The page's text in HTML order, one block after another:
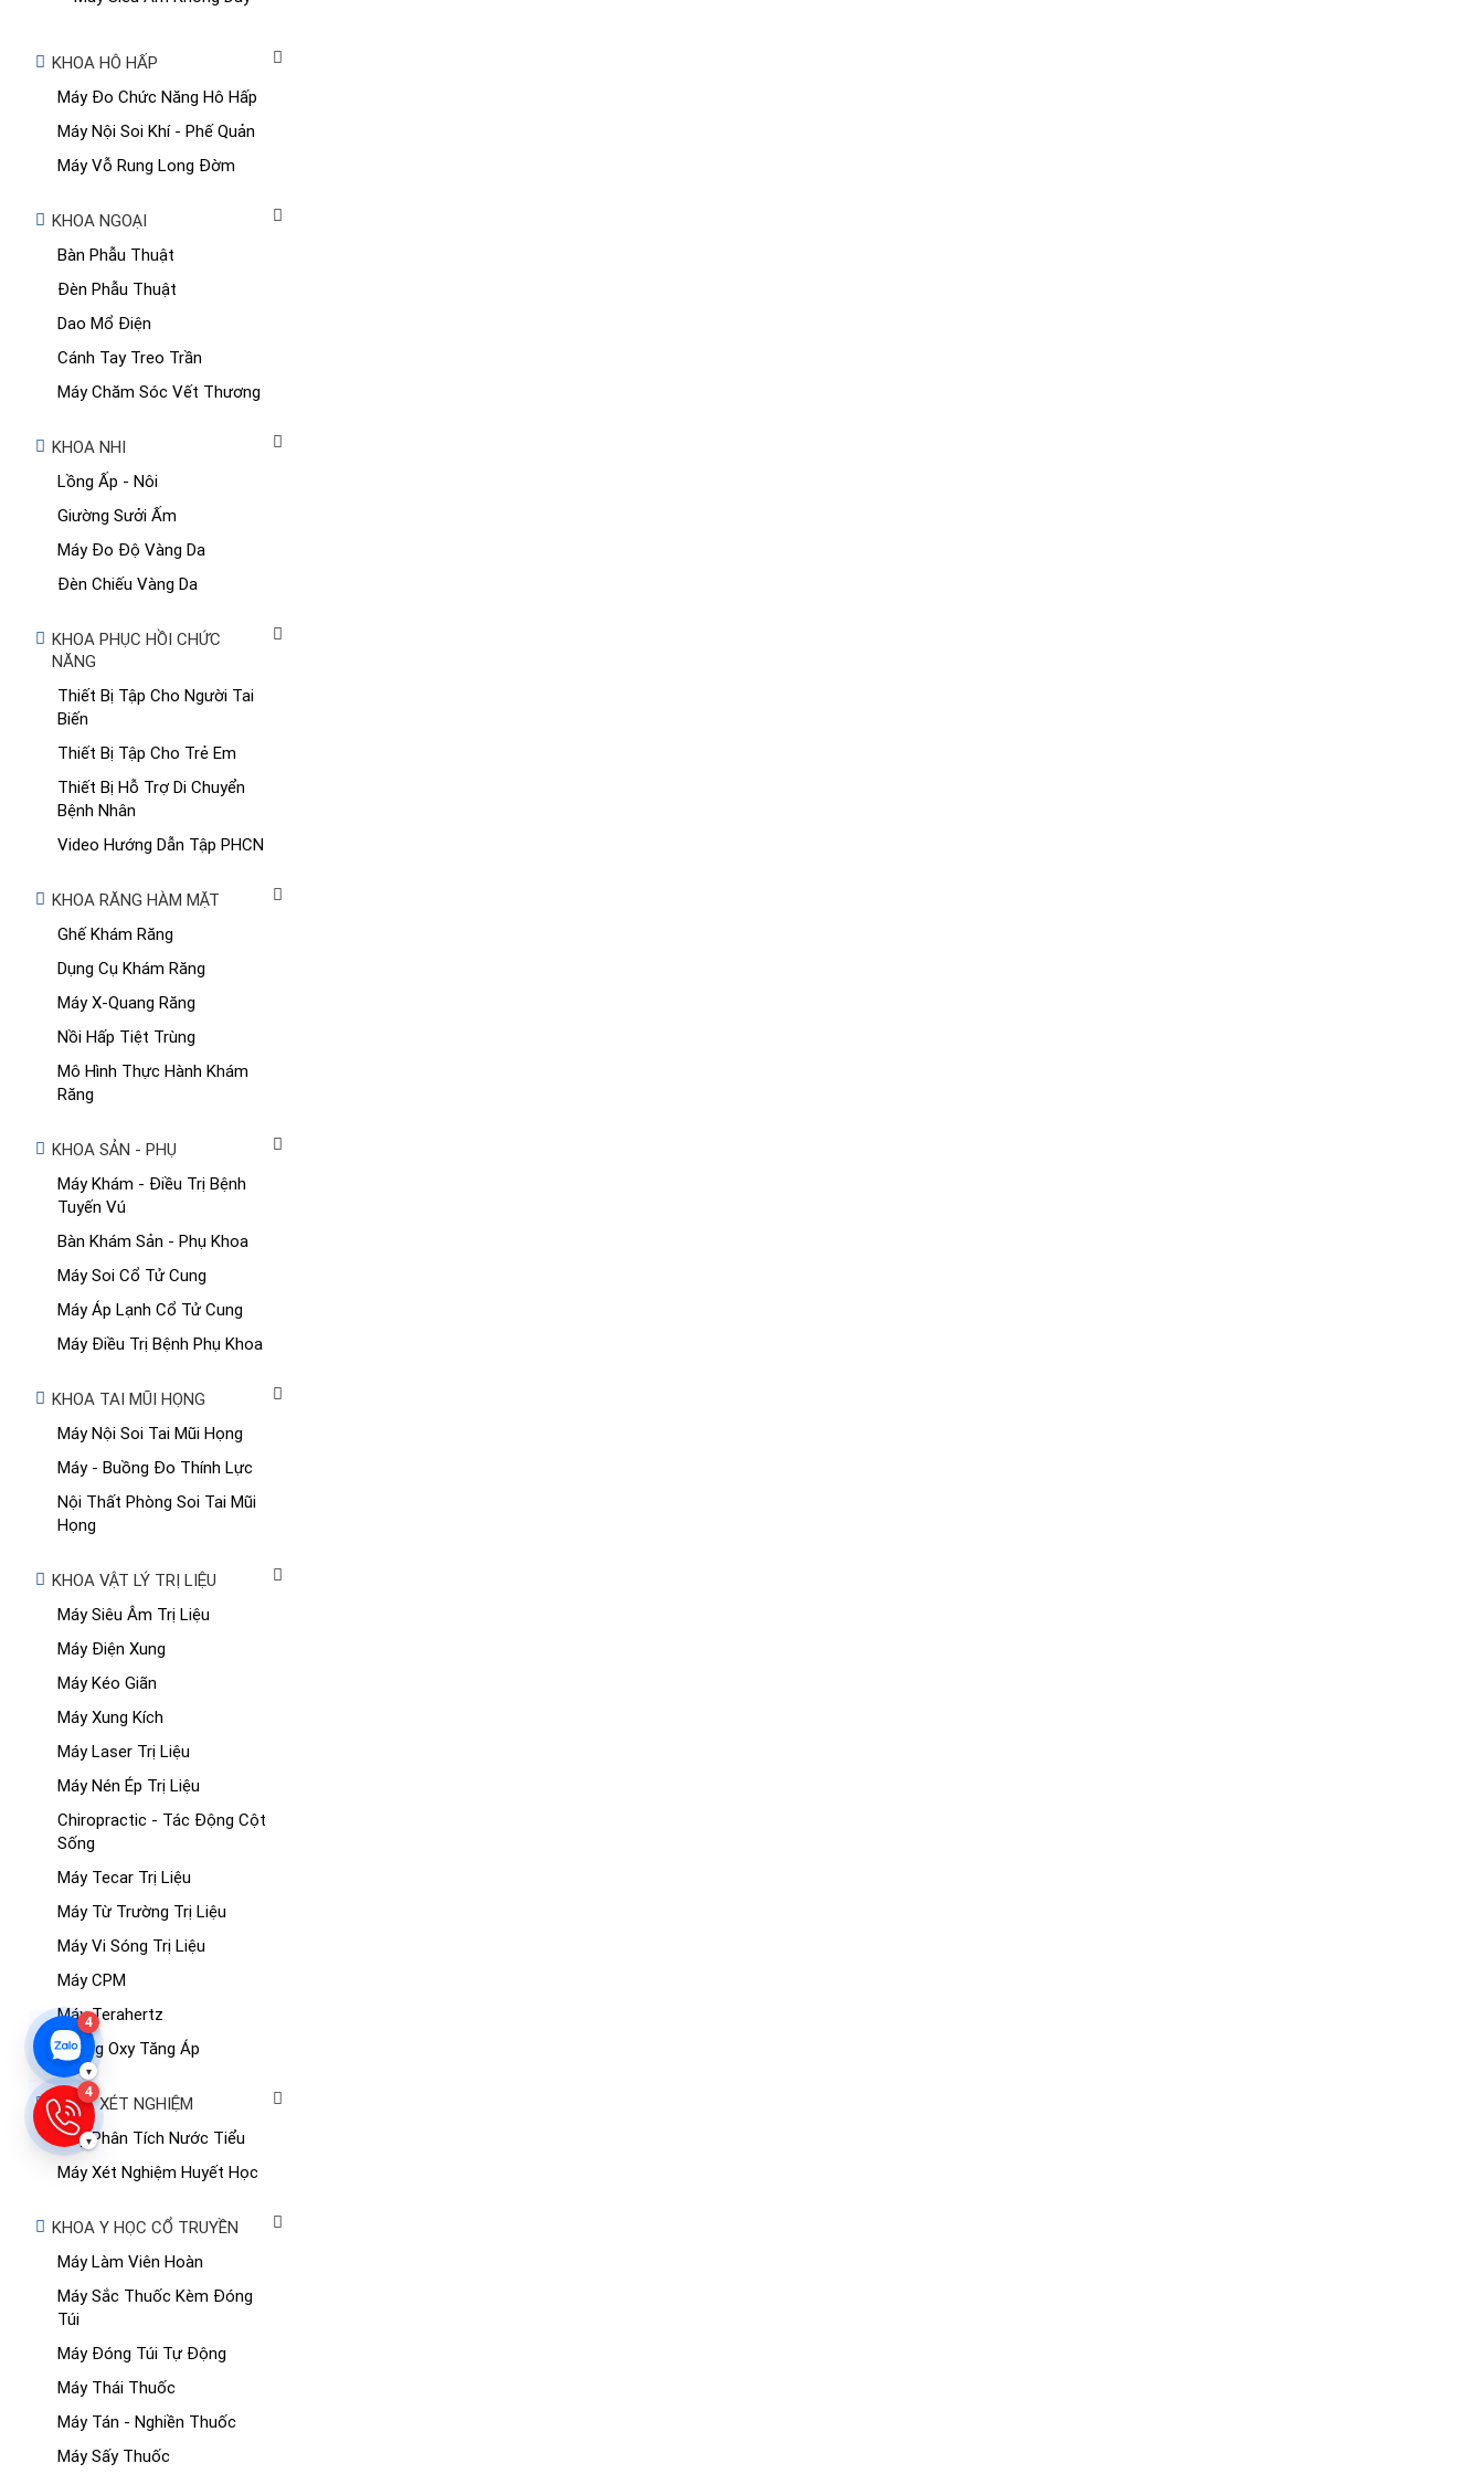
KHOA HÔ HẤP
Máy Đo Chức Năng Hô Hấp
Máy Nội Soi Khí - Phế Quản
Máy Vỗ Rung Long Đờm
KHOA NGOẠI
Bàn Phẫu Thuật
Đèn Phẫu Thuật
Dao Mổ Điện
Cánh Tay Treo Trần
Máy Chăm Sóc Vết Thương
KHOA NHI
Lồng Ấp - Nôi
Giường Sưởi Ấm
Máy Đo Độ Vàng Da
Đèn Chiếu Vàng Da
KHOA PHỤC HỒI CHỨC
NĂNG
Thiết Bị Tập Cho Người Tai
Biến
Thiết Bị Tập Cho Trẻ Em
Thiết Bị Hỗ Trợ Di Chuyển
Bệnh Nhân
Video Hướng Dẫn Tập PHCN
KHOA RĂNG HÀM MẶT
Ghế Khám Răng
Dụng Cụ Khám Răng
Máy X-Quang Răng
Nồi Hấp Tiệt Trùng
Mô Hình Thực Hành Khám
Răng
KHOA SẢN - PHỤ
Máy Khám - Điều Trị Bệnh
Tuyến Vú
Bàn Khám Sản - Phụ Khoa
Máy Soi Cổ Tử Cung
Máy Áp Lạnh Cổ Tử Cung
Máy Điều Trị Bệnh Phụ Khoa
KHOA TAI MŨI HỌNG
Máy Nội Soi Tai Mũi Họng
Máy - Buồng Đo Thính Lực
Nội Thất Phòng Soi Tai Mũi
Họng
KHOA VẬT LÝ TRỊ LIỆU
Máy Siêu Âm Trị Liệu
Máy Điện Xung
Máy Kéo Giãn
Máy Xung Kích
Máy Laser Trị Liệu
Máy Nén Ép Trị Liệu
Chiropractic - Tác Động Cột
Sống
Máy Tecar Trị Liệu
Máy Từ Trường Trị Liệu
Máy Vi Sóng Trị Liệu
Máy CPM
Máy Terahertz
Buồng Oxy Tăng Áp
KHOA XÉT NGHIỆM
Máy Phân Tích Nước Tiểu
Máy Xét Nghiệm Huyết Học
KHOA Y HỌC CỔ TRUYỀN
Máy Làm Viên Hoàn
Máy Sắc Thuốc Kèm Đóng
Túi
Máy Đóng Túi Tự Động
Máy Thái Thuốc
Máy Tán - Nghiền Thuốc
Máy Sấy Thuốc
4
▾
4
▾